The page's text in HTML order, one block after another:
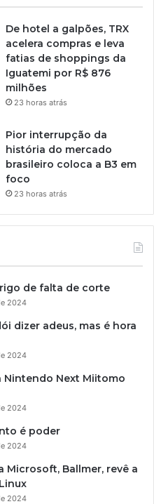
De hotel a galpões, TRX
acelera compras e leva
fatias de shoppings da
Iguatemi por R$ 876
milhões
23 horas atrás
Pior interrupção da
história do mercado
brasileiro coloca a B3 em
foco
23 horas atrás
de falta de corte
2024
dizer adeus, mas é hora
2024
Nintendo Next Miitomo
2024
é poder
2024
Microsoft, Ballmer, revê a
2024